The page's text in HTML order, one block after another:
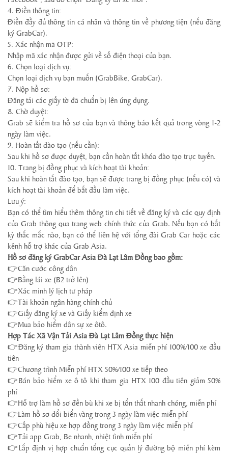
4. Điền thông tin:
Điền đầy đủ thông tin cá nhân và thông tin về phương tiện (nếu đăng
ký GrabCar).
5. Xác nhận mã OTP:
Nhập mã xác nhận được gửi về số điện thoại của bạn.
6. Chọn loại dịch vụ:
Chọn loại dịch vụ bạn muốn (GrabBike, GrabCar).
7. Nộp hồ sơ:
Đăng tải các giấy tờ đã chuẩn bị lên ứng dụng.
8. Chờ duyệt:
Grab sẽ kiểm tra hồ sơ của bạn và thông báo kết quả trong vòng 1-2
ngày làm việc.
9. Hoàn tất đào tạo (nếu cần):
Sau khi hồ sơ được duyệt, bạn cần hoàn tất khóa đào tạo trực tuyến.
10. Trang bị đồng phục và kích hoạt tài khoản:
Sau khi hoàn tất đào tạo, bạn sẽ được trang bị đồng phục (nếu có) và
kích hoạt tài khoản để bắt đầu làm việc.
Lưu ý:
Bạn có thể tìm hiểu thêm thông tin chi tiết về đăng ký và các quy định
của Grab thông qua trang web chính thức của Grab.Nếu bạn có bất
kỳ thắc mắc nào, bạn có thể liên hệ với tổng đài Grab Car hoặc các
kênh hỗ trợ khác của Grab Asia.
Hồ sơ đăng ký GrabCar Asia Đà Lạt Lâm Đồng bao gồm:
👉Căn cước công dân
👉Bằng lái xe (B2 trở lên)
👉Xác minh lý lịch tư pháp
👉Tài khoản ngân hàng chính chủ
👉Giấy đăng ký xe và Giấy kiểm định xe
👉Mua bảo hiểm dân sự xe ôtô.
Hợp Tác Xã Vận Tải Asia Đà Lạt Lâm Đồng thực hiện
👉Đăng ký tham gia thành viên HTX Asia miễn phí 100%/100 xe đầu
tiên
👉Chương trình Miễn phí HTX 50%/100 xe tiếp theo
👉Bán bảo hiểm xe ô tô khi tham gia HTX 100 đầu tiên giảm 50%
phí
👉Hỗ trợ làm hồ sơ đền bù khi xe bị tổn thất nhanh chóng, miễn phí
👉Làm hồ sơ đổi biển vàng trong 3 ngày làm việc miễn phí
👉Cấp phù hiệu xe hợp đồng trong 3 ngày làm việc miễn phí
👉Tải app Grab, Be nhanh, nhiệt tình miễn phí
👉Lắp định vị hợp chuẩn tổng cục quản lý đường bộ miễn phí kèm